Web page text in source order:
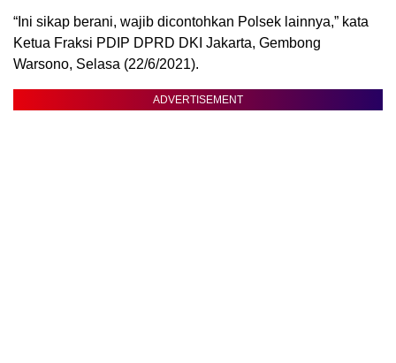
“Ini sikap berani, wajib dicontohkan Polsek lainnya,” kata
Ketua Fraksi PDIP DPRD DKI Jakarta, Gembong
Warsono, Selasa (22/6/2021).
ADVERTISEMENT